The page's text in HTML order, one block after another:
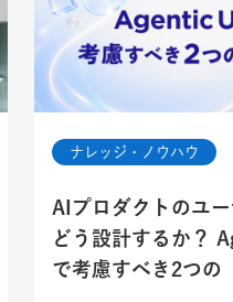
ナレッジ・ノウハウ
AIプロダクトのユ
どう設計するか？
で考慮すべき2つの